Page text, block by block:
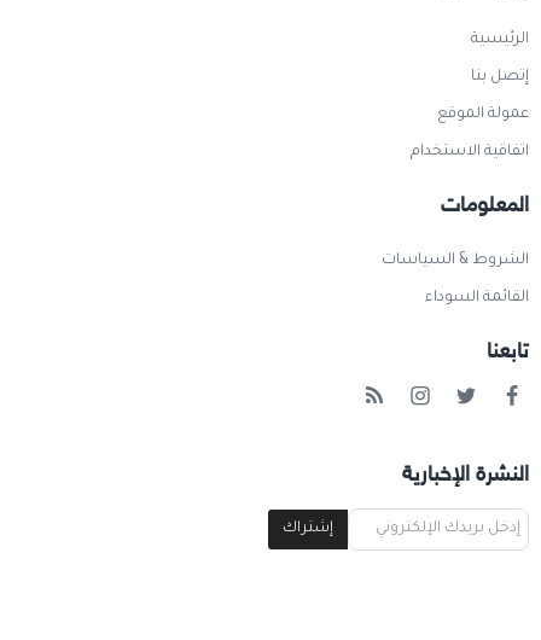
الرئيسية
إتصل بنا
عمولة الموقع
اتفاقية الاستخدام
المعلومات
الشروط & السياسات
القائمة السوداء
تابعنا
النشرة الإخبارية
إشتراك